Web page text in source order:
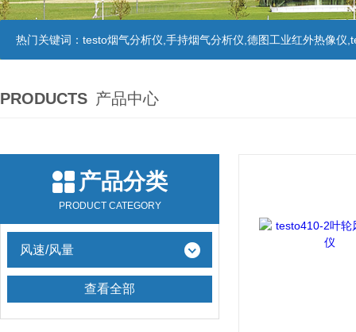
热门关键词： testo烟气分析仪,手持烟气分析仪,德图工业红外热像仪
PRODUCTS 产品中心
产品分类
PRODUCT CATEGORY
风速/风量
查看全部